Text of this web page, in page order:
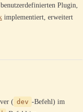
Plugin,
implementiert, erweitert
( dev -Befehl) im